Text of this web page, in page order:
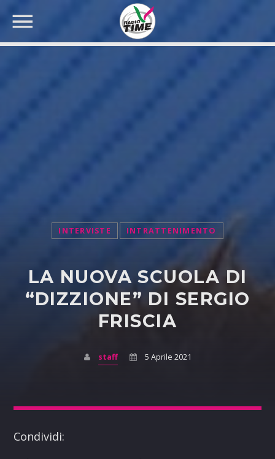
INTERVISTE INTRATTENIMENTO
LA NUOVA SCUOLA DI
“DIZZIONE” DI SERGIO
FRISCIA
staff 5 Aprile 2021
Condividi: